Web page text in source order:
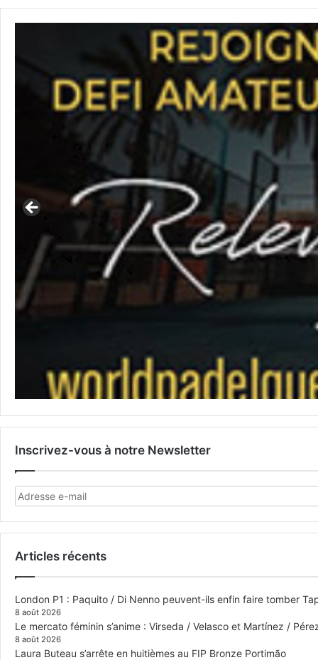
Inscrivez-vous à notre Newsletter
Articles récents
London P1 : Paquito / Di Nenno peuvent-ils enfin faire tomber
8 août 2026
Le mercato féminin s’anime : Virseda / Velasco et Martínez /
8 août 2026
Laura Buteau s’arrête en huitièmes au FIP Bronze Portimão